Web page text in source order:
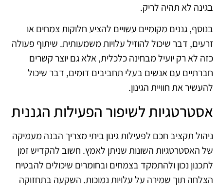
בגינה לא תהיה לריק.
בנוסף, גננים מקומיים עשויים להציע חלוקות צמחים או
זרעים, דבר שיכול להוזיל עלויות משמעותית. שיתוף פעולה
כזה לא רק יועיל מבחינה כלכלית, אלא גם יוצר קשרים
חברתיים עם אנשים בעלי תחביבים דומים, דבר שיכול
להעשיר את חוויית הגינון.
אסטרטגיות לשיפור הפעילות הגננית
ניהול תקציב חכם לפעילות גינון ביתי מצריך הבנה מעמיקה
של האסטרטגיות השונות שניתן לאמץ. חשוב להקדיש זמן
לתכנון נכון ולהתמקד בצמחים ובחומרים שיכולים להבטיח
הצלחה תוך שמירה על עלויות נמוכות. השקעה בתחזוקה